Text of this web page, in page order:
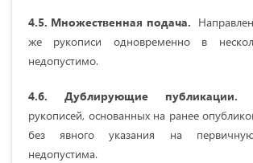
4.5. Множественная подача.
же рукописи одновременно в
недопустимо.
4.6. Дублирующие публикации.
рукописей, основанных на ранее
без явного указания на
недопустима.